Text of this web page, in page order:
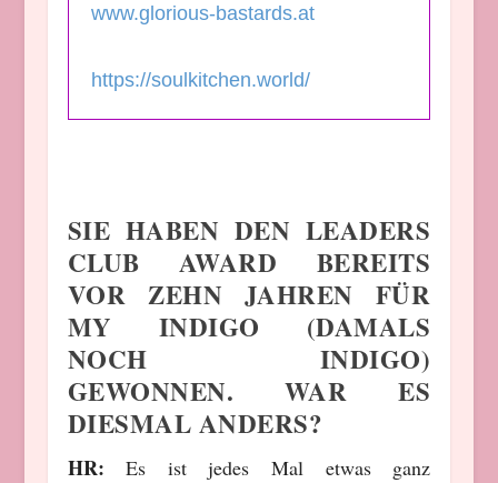
www.glorious-bastards.at
https://soulkitchen.world/
SIE HABEN DEN LEADERS
CLUB AWARD BEREITS
VOR ZEHN JAHREN FÜR
MY INDIGO (DAMALS
NOCH INDIGO)
GEWONNEN. WAR ES
DIESMAL ANDERS?
HR: Es ist jedes Mal etwas ganz